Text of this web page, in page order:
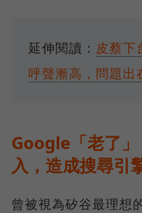
延伸閱讀： 皮蔡下
呼聲漸高，問題出
Google「老了
入，造成搜尋引
曾被視為矽谷最理想